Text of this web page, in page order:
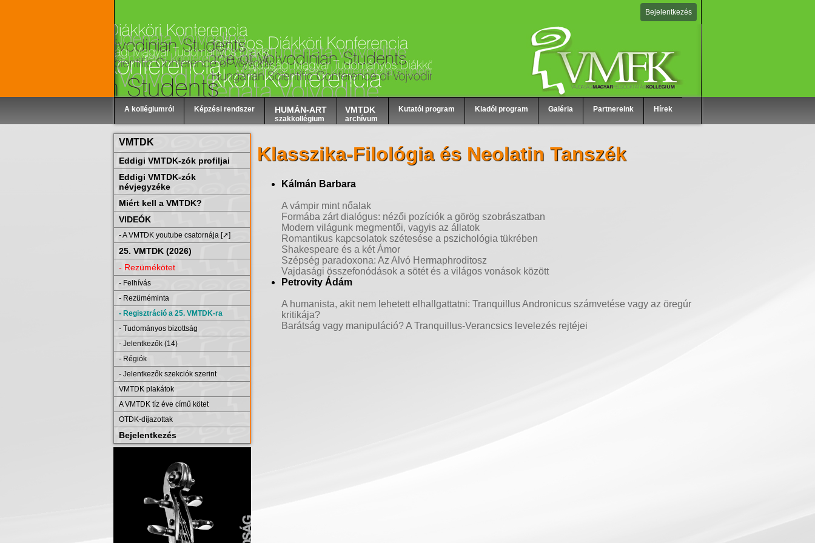
Bejelentkezés
A kollégiumról Képzési rendszer HUMÁN-ART
szakkollégium
VMTDK
archívum
Kutatói program Kiadói program Galéria Partnereink Hírek
VMTDK
Eddigi VMTDK-zók profiljai
Eddigi VMTDK-zók
névjegyzéke
Miért kell a VMTDK?
VIDEÓK
- A VMTDK youtube csatornája [➚]
25. VMTDK (2026)
- Rezümékötet
- Felhívás
- Rezüméminta
- Regisztráció a 25. VMTDK-ra
- Tudományos bizottság
- Jelentkezők (14)
- Régiók
- Jelentkezők szekciók szerint
VMTDK plakátok
A VMTDK tíz éve című kötet
OTDK-díjazottak
Bejelentkezés
Klasszika-Filológia és Neolatin Tanszék
Kálmán Barbara
A vámpir mint nőalak
Formába zárt dialógus: nézői pozíciók a görög szobrászatban
Modern világunk megmentői, vagyis az állatok
Romantikus kapcsolatok szétesése a pszichológia tükrében
Shakespeare és a két Ámor
Szépség paradoxona: Az Alvó Hermaphroditosz
Vajdasági összefonódások a sötét és a világos vonások között
Petrovity Ádám
A humanista, akit nem lehetett elhallgattatni: Tranquillus Andronicus számvetése vagy az öregúr
kritikája?
Barátság vagy manipuláció? A Tranquillus-Verancsics levelezés rejtéjei